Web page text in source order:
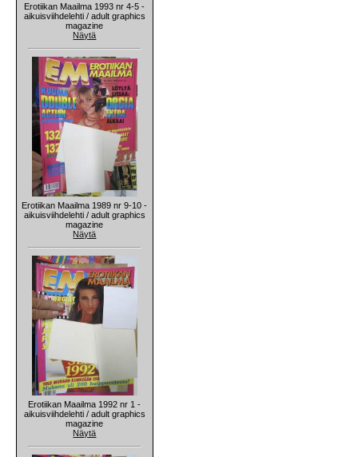
Erotiikan Maailma 1993 nr 4-5 -
aikuisviihdelehti / adult graphics
magazine
Näytä
Erotiikan Maailma 1989 nr 9-10 -
aikuisviihdelehti / adult graphics
magazine
Näytä
Erotiikan Maailma 1992 nr 1 -
aikuisviihdelehti / adult graphics
magazine
Näytä